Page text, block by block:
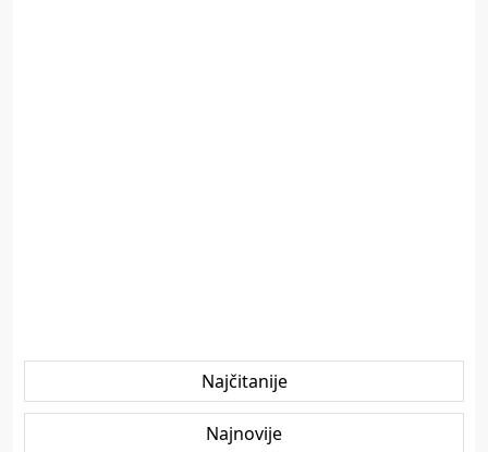
Najčitanije
Najnovije